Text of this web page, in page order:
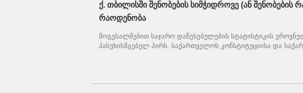
ქ. თბილისში შენობების სიმჭიდროვე (ან შენობების
რაოდენობა
მოგესალმებით საჯარო დაწესებულების სტატისტიკის
პასუხისმგებელ პირს. საქართველოს კონსტიტუციისა და